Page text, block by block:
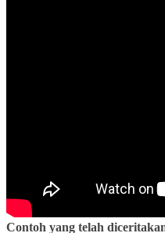
Contoh yang telah